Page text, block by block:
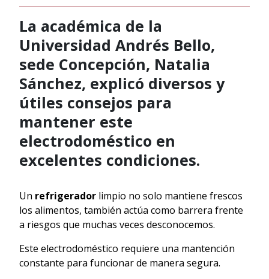
La académica de la
Universidad Andrés Bello,
sede Concepción, Natalia
Sánchez, explicó diversos y
útiles consejos para
mantener este
electrodoméstico en
excelentes condiciones.
Un refrigerador limpio no solo mantiene frescos
los alimentos, también actúa como barrera frente
a riesgos que muchas veces desconocemos.
Este electrodoméstico requiere una mantención
constante para funcionar de manera segura.